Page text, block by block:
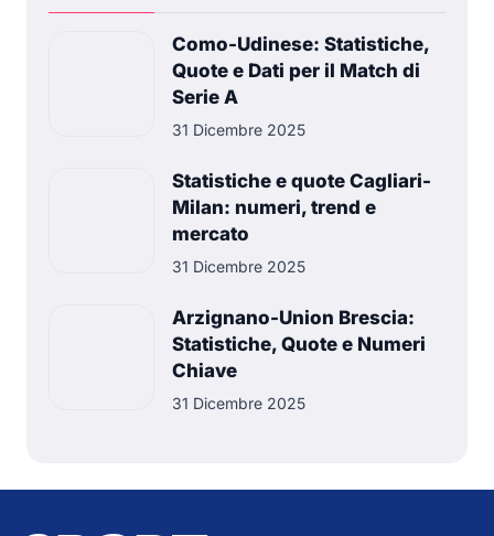
Como-Udinese: Statistiche,
Quote e Dati per il Match di
Serie A
31 Dicembre 2025
Statistiche e quote Cagliari-
Milan: numeri, trend e
mercato
31 Dicembre 2025
Arzignano-Union Brescia:
Statistiche, Quote e Numeri
Chiave
31 Dicembre 2025